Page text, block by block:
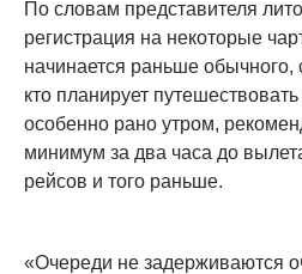
По словам представителя
регистрация на некоторые
начинается раньше обычного,
кто планирует
особенно рано утром,
минимум за два часа до
рейсов и того раньше.
«Очереди не задерживаются